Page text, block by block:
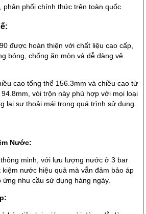
phân phối chính thức trên toàn quốc
được hoàn thiện với chất liệu cao cấp,
bóng, chống ăn mòn và dễ dàng vệ
cao tổng thể 156.3mm và chiều cao từ
vòi trộn này phù hợp với mọi loại
lại sự thoải mái trong quá trình sử dụng.
Nước:
minh, với lưu lượng nước ở 3 bar
nước hiệu quả mà vẫn đảm bảo áp
nhu cầu sử dụng hàng ngày.